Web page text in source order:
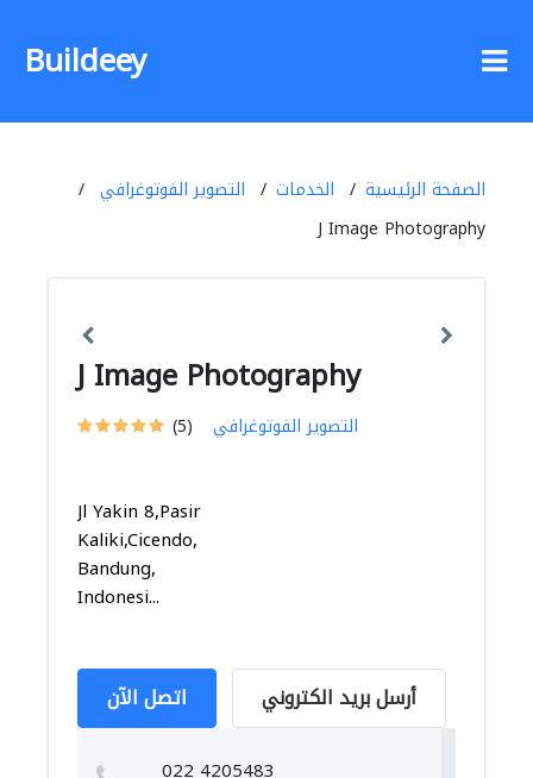
Buildeey
الصفحة الرئيسية الخدمات
التصوير الفوتوغرافي
J Image Photography
J Image Photography
(5) التصوير الفوتوغرافي
Jl Yakin 8,Pasir
Kaliki,Cicendo,
Bandung,
Indonesi...
اتصل الآن أرسل بريد الكتروني
022 4205483